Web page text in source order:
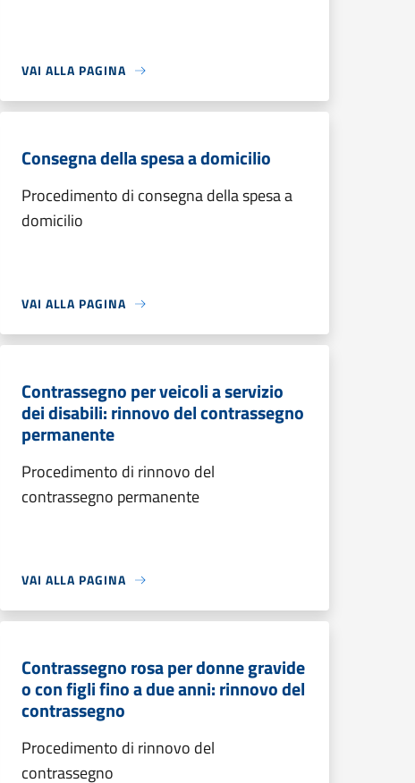
VAI ALLA PAGINA
Consegna della spesa a domicilio
Procedimento di consegna della spesa a
domicilio
VAI ALLA PAGINA
Contrassegno per veicoli a servizio
dei disabili: rinnovo del contrassegno
permanente
Procedimento di rinnovo del
contrassegno permanente
VAI ALLA PAGINA
Contrassegno rosa per donne gravide
o con figli fino a due anni: rinnovo del
contrassegno
Procedimento di rinnovo del
contrassegno